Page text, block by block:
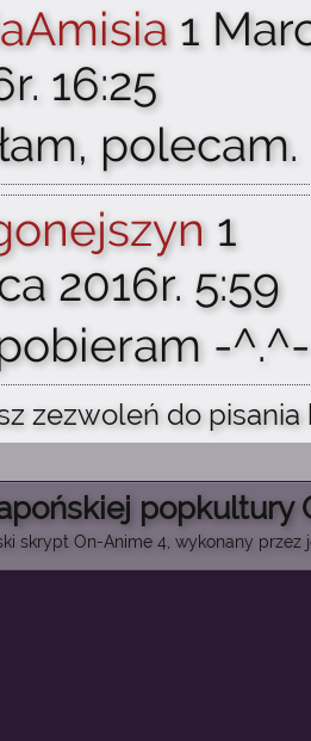
1
16:25
polecam.
1
2016r. 5:59
-^.^-
zezwoleń do pisania
popkultury
skrypt On-Anime 4, wykonany przez